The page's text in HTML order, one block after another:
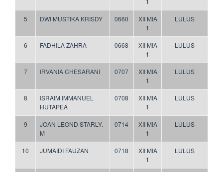
5 DWI MUSTIKA KRISDY 0660
XII MIA
1
LULUS
6 FADHILA ZAHRA 0668
XII MIA
1
LULUS
7 IRVANIA CHESARANI 0707
XII MIA
1
LULUS
8
ISRAIM IMMANUEL
HUTAPEA
0708
XII MIA
1
LULUS
9
JOAN LEOND STARLY.
M
0714
XII MIA
1
LULUS
10 JUMAIDI FAUZAN 0718
XII MIA
1
LULUS